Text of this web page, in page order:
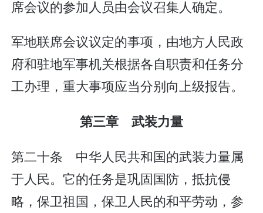
席会议的参加人员由会议召集人确定。
军地联席会议议定的事项，由地方人民政
府和驻地军事机关根据各自职责和任务分
工办理，重大事项应当分别向上级报告。
第三章 武装力量
第二十条 中华人民共和国的武装力量属
于人民。它的任务是巩固国防，抵抗侵
略，保卫祖国，保卫人民的和平劳动，参